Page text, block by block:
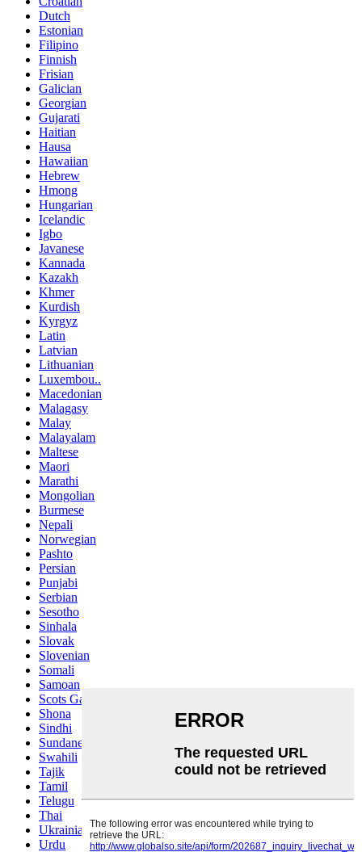
Dutch
Estonian
Filipino
Finnish
Frisian
Galician
Georgian
Gujarati
Haitian
Hausa
Hawaiian
Hebrew
Hmong
Hungarian
Icelandic
Igbo
Javanese
Kannada
Kazakh
Khmer
Kurdish
Kyrgyz
Latin
Latvian
Lithuanian
Luxembou..
Macedonian
Malagasy
Malay
Malayalam
Maltese
Maori
Marathi
Mongolian
Burmese
Nepali
Norwegian
Pashto
Persian
Punjabi
Serbian
Sesotho
Sinhala
Slovak
Slovenian
Somali
Samoan
Scots Gaelic
Shona
Sindhi
Sundanese
Swahili
Tajik
Tamil
Telugu
Thai
Ukrainian
Urdu